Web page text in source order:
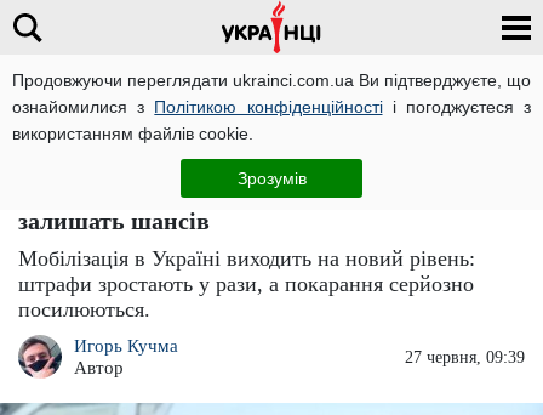
Продовжуючи переглядати ukrainci.com.ua Ви підтверджуєте, що
ознайомилися з Політикою конфіденційностіі погоджуєтеся з
використанням файлів cookie.
Зрозумів
Великі новини
ТЦК вже не зупинити: мобілізація
посилюється в рази - "ухилянтам" не
залишать шансів
Мобілізація в Україні виходить на новий рівень:
штрафи зростають у рази, а покарання серйозно
посилюються.
Игорь Кучма
Автор
27 червня, 09:39